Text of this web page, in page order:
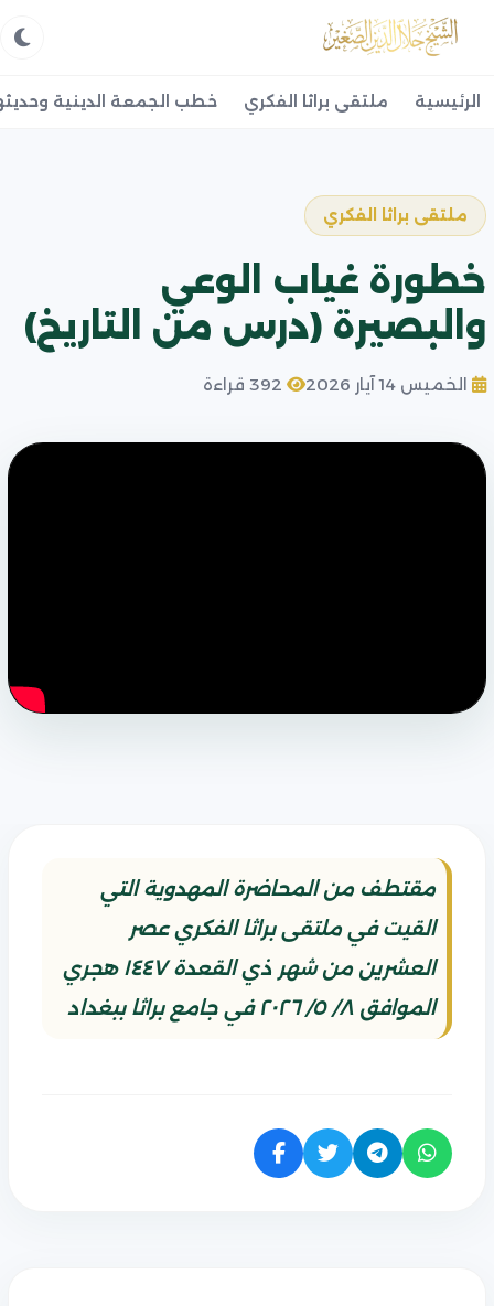
الرئيسية ملتقى براثا الفكري خطب الجمعة الدينية
ملتقى براثا الفكري
خطورة غياب الوعي
والبصيرة (درس من التاريخ)
الخميس 14 آيار 2026
مقتطف من المحاضرة المهدوية التي
القيت في ملتقى براثا الفكري عصر
العشرين من شهر ذي القعدة ١٤٤٧ هجري
الموافق ٨/ ٥/ ٢٠٢٦ في جامع براثا ببغداد